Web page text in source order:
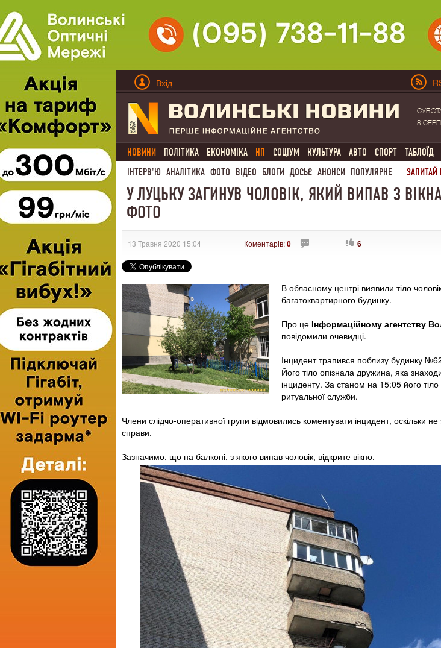
Вхід
8
НОВИНИ ПОЛІТИКА ЕКОНОМІКА НП СОЦІУМ КУЛЬТУРА АВТО СПОРТ ТАБЛОЇД
ІНТЕРВ'Ю АНАЛІТИКА ФОТО ВІДЕО БЛОГИ ДОСЬЄ АНОНСИ ПОПУЛЯРНЕ ЗАПИТАЙ
У ЛУЦЬКУ ЗАГИНУВ ЧОЛОВІК, ЯКИЙ ВИПАВ З
ФОТО
13 Травня 2020 15:04 Коментарів:0 6
В обласному центрі виявили тіло
багатоквартирного будинку.
Про це Інформаційному агентству
повідомили очевидці.
Інцидент трапився поблизу будинку
Його тіло опізнала дружина, яка
інциденту. За станом на 15:05 його
ритуальної служби.
Члени слідчо-оперативної групи відмовились коментувати інцидент, оскільки не
справи.
Зазначимо, що на балконі, з якого випав чоловік, відкрите вікно.